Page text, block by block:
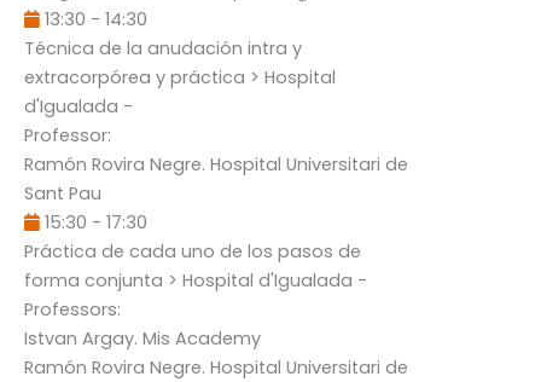
13:30 - 14:30
Técnica de la anudación intra y
extracorpórea y práctica > Hospital
d'Igualada -
Professor:
Ramón Rovira Negre. Hospital Universitari de
Sant Pau
15:30 - 17:30
Práctica de cada uno de los pasos de
forma conjunta > Hospital d'Igualada -
Professors:
Istvan Argay. Mis Academy
Ramón Rovira Negre. Hospital Universitari de